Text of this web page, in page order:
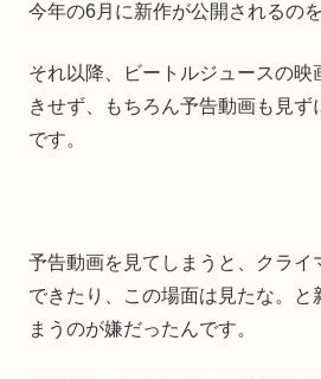
今年の6月に新作が公開されるの
それ以降、ビートルジュースの映
きせず、もちろん予告動画も見ず
です。
予告動画を見てしまうと、クライ
できたり、この場面は見たな。と
まうのが嫌だったんです。